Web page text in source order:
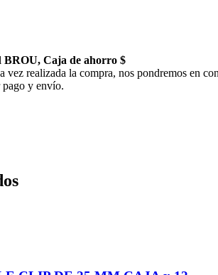
BROU, Caja de ahorro $
vez realizada la compra, nos pondremos en
y envío.